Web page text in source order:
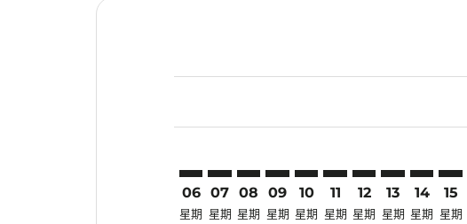
06
星期
07
星期
08
星期
09
星期
10
星期
11
星期
12
星期
13
星期
14
星期
15
星期